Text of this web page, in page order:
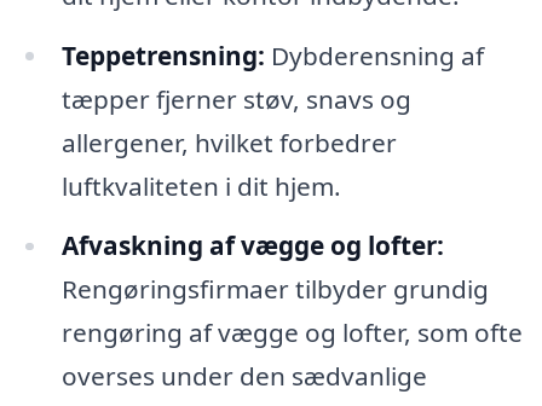
Teppetrensning: Dybderensning af
tæpper fjerner støv, snavs og
allergener, hvilket forbedrer
luftkvaliteten i dit hjem.
Afvaskning af vægge og lofter:
Rengøringsfirmaer tilbyder grundig
rengøring af vægge og lofter, som ofte
overses under den sædvanlige